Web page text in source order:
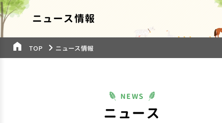
ニュース情報
TOP ニュース情報
ニュース